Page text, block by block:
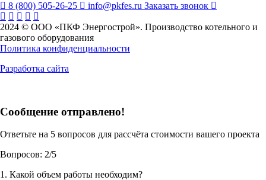
8 (800) 505-26-25
info@pkfes.ru Заказать звонок
2024 © ООО «ПКФ Энергострой». Производство котельного и
газового оборудования
Политика конфиденциальности
Разработка сайта
Сообщение отправлено!
Ответьте на 5 вопросов для рассчёта стоимости вашего проекта
Вопросов: 2/5
1. Какой объем работы необходим?